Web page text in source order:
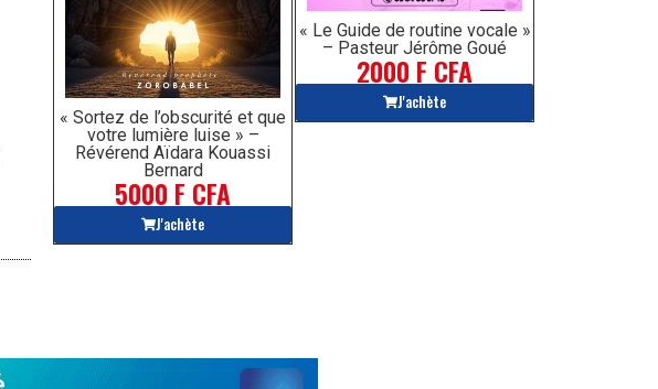
« Sortez de l’obscurité et que
votre lumière luise » –
Révérend Aïdara Kouassi
Bernard
5000 F CFA
J'achète
« Le Guide de routine vocale »
– Pasteur Jérôme Goué
2000 F CFA
J'achète